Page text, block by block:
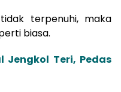
terpenuhi, maka
biasa.
Jengkol Teri, Pedas